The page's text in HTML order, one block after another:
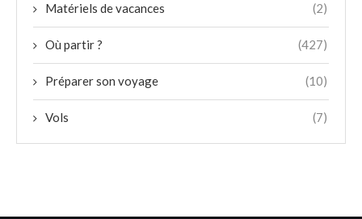
Matériels de vacances (2)
Où partir ? (427)
Préparer son voyage (10)
Vols (7)